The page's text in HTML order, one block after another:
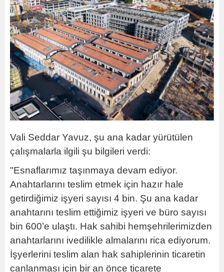
Vali Seddar Yavuz, şu ana kadar yürütülen
çalışmalarla ilgili şu bilgileri verdi:
"Esnaflarımız taşınmaya devam ediyor.
Anahtarlarını teslim etmek için hazır hale
getirdiğimiz işyeri sayısı 4 bin. Şu ana kadar
anahtarını teslim ettiğimiz işyeri ve büro sayısı
bin 600’e ulaştı. Hak sahibi hemşehrilerimizden
anahtarlarını ivedilikle almalarını rica ediyorum.
İşyerlerini teslim alan hak sahiplerinin ticaretin
canlanması için bir an önce ticarete